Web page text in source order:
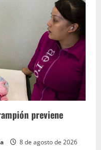
previene
8 de agosto de 2026